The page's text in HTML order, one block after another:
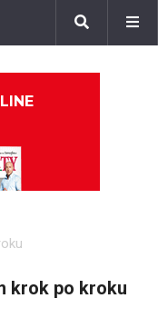
krok po kroku